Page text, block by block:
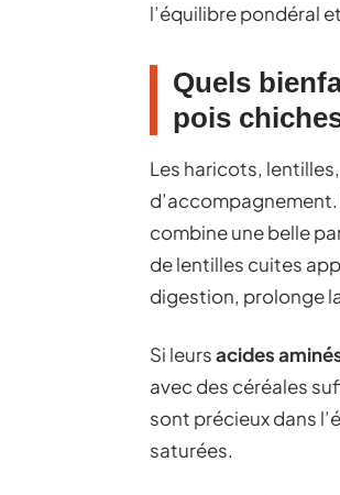
l’équilibre pondéral
Quels
pois
Les haricots,
combine une belle
de lentilles cuites
digestion, prolonge
Si leursacides
avec des céréales
sont précieux dans
saturées.